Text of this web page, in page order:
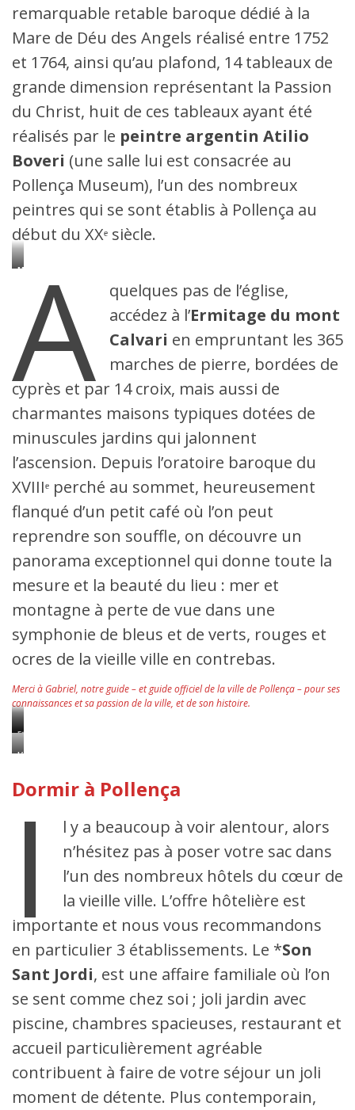
remarquable retable baroque dédié à la
Mare de Déu des Angels réalisé entre 1752
et 1764, ainsi qu’au plafond, 14 tableaux de
grande dimension représentant la Passion
du Christ, huit de ces tableaux ayant été
réalisés par le peintre argentin Atilio
Boveri (une salle lui est consacrée au
Pollença Museum), l’un des nombreux
peintres qui se sont établis à Pollença au
début du XXᵉ siècle.
Mare
Angels
A
quelques pas de l’église,
accédez à l’Ermitage du mont
Calvari en empruntant les 365
marches de pierre, bordées de
cyprès et par 14 croix, mais aussi de
charmantes maisons typiques dotées de
minuscules jardins qui jalonnent
l’ascension. Depuis l’oratoire baroque du
XVIIIᵉ perché au sommet, heureusement
flanqué d’un petit café où l’on peut
reprendre son souffle, on découvre un
panorama exceptionnel qui donne toute la
mesure et la beauté du lieu : mer et
montagne à perte de vue dans une
symphonie de bleus et de verts, rouges et
ocres de la vieille ville en contrebas.
Merci à Gabriel, notre guide – et guide officiel de la ville de Pollença – pour ses
connaissances et sa passion de la ville, et de son histoire.
Maisons
typiques
de
la
En
haut
marches
L’Oratoire
Dormir à Pollença
I
l y a beaucoup à voir alentour, alors
n’hésitez pas à poser votre sac dans
l’un des nombreux hôtels du cœur de
la vieille ville. L’offre hôtelière est
importante et nous vous recommandons
en particulier 3 établissements. Le *Son
Sant Jordi, est une affaire familiale où l’on
se sent comme chez soi ; joli jardin avec
piscine, chambres spacieuses, restaurant et
accueil particulièrement agréable
contribuent à faire de votre séjour un joli
moment de détente. Plus contemporain,